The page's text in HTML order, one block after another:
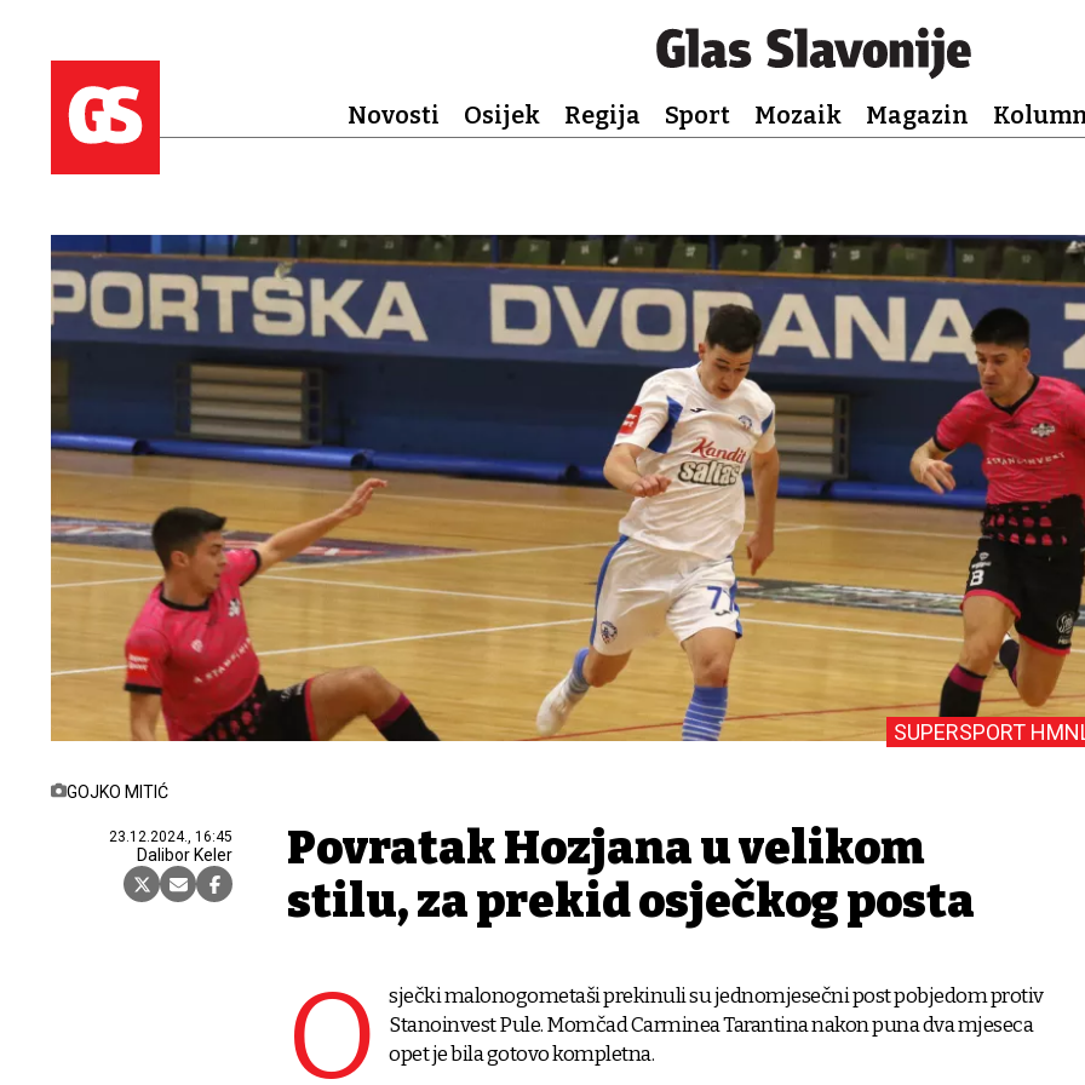
Novosti Osijek Regija Sport Mozaik Magazin
GOJKO MITIĆ
23.12.2024., 16:45
Dalibor Keler
SUPERSPORT
Povratak Hozjana u velikom
stilu, za prekid osječkog posta
O
sječki malonogometaši prekinuli su jednomjesečni post pobjedom protiv
Stanoinvest Pule. Momčad Carminea Tarantina nakon puna dva mjeseca
opet je bila gotovo kompletna.